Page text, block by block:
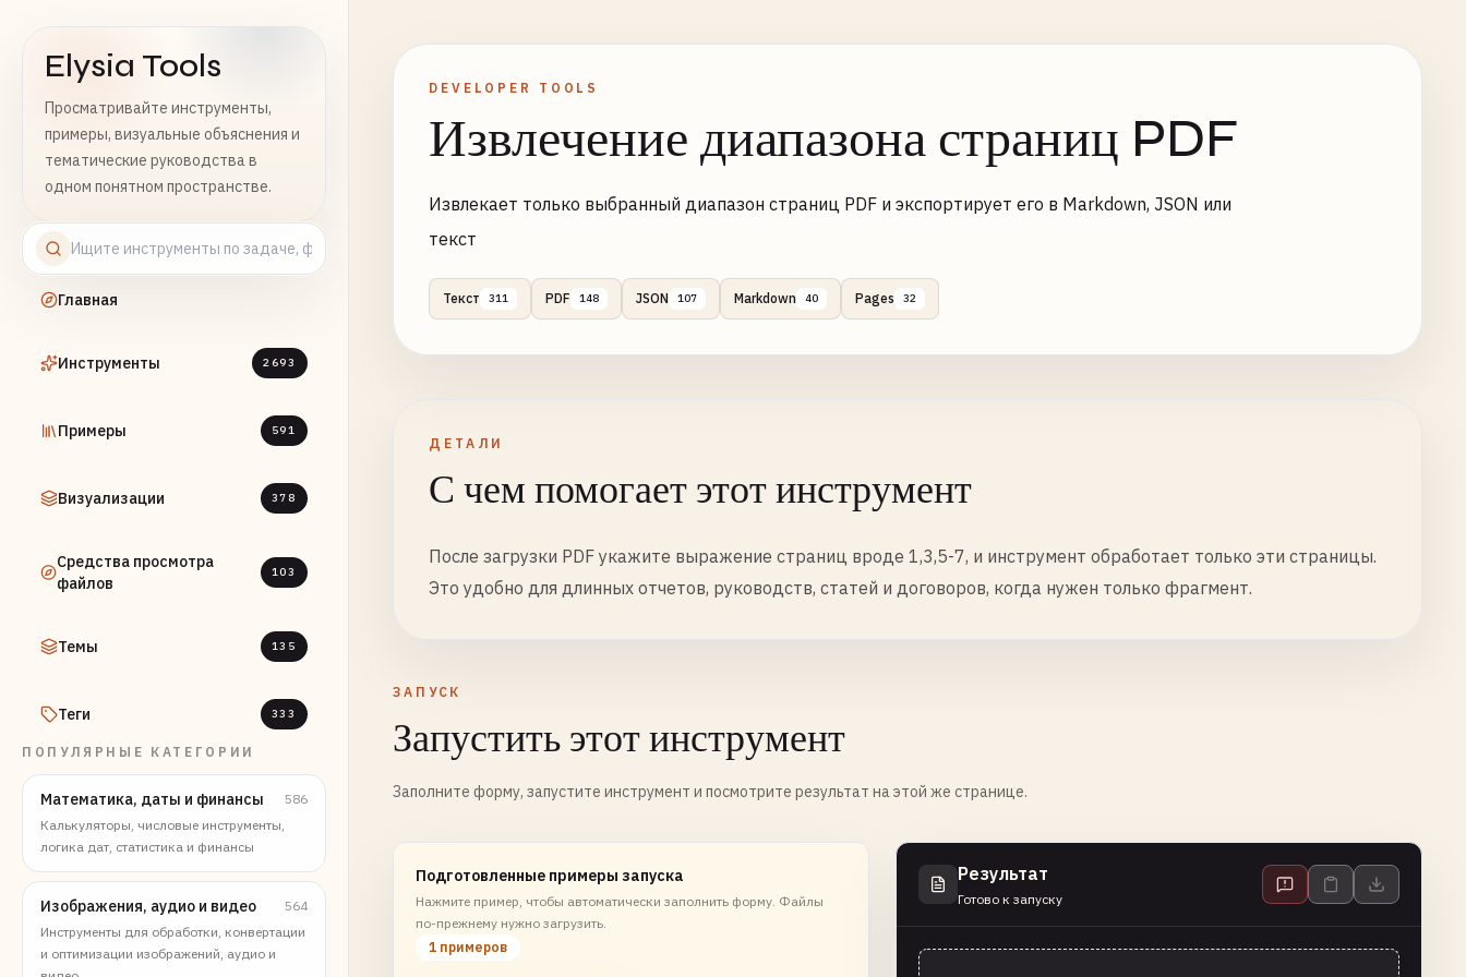
Elysia Tools
Просматривайте инструменты,
примеры, визуальные объяснения и
тематические руководства в
одном понятном пространстве.
Главная
Инструменты 2693
Примеры 591
Визуализации 378
Средства просмотра
файлов
103
Темы 135
Теги 333
ПОПУЛЯРНЫЕ КАТЕГОРИИ
Математика, даты и финансы
586
Калькуляторы, числовые инструменты,
логика дат, статистика и финансы
Изображения, аудио и видео
564
Инструменты для обработки, конвертации
и оптимизации изображений, аудио и
DEVELOPER TOOLS
Извлечение диапазона страниц PDF
Извлекает только выбранный диапазон страниц PDF и экспортирует его в Markdown, JSON или
текст
Текст 311 PDF 148 JSON 107 Markdown 40 Pages 32
ДЕТАЛИ
С чем помогает этот инструмент
После загрузки PDF укажите выражение страниц вроде 1,3,5-7, и инструмент обработает только эти страницы.
Это удобно для длинных отчетов, руководств, статей и договоров, когда нужен только фрагмент.
ЗАПУСК
Запустить этот инструмент
Заполните форму, запустите инструмент и посмотрите результат на этой же странице.
Подготовленные примеры запуска
Нажмите пример, чтобы автоматически заполнить форму. Файлы
по-прежнему нужно загрузить.
1 примеров
Результат
Готово к запуску